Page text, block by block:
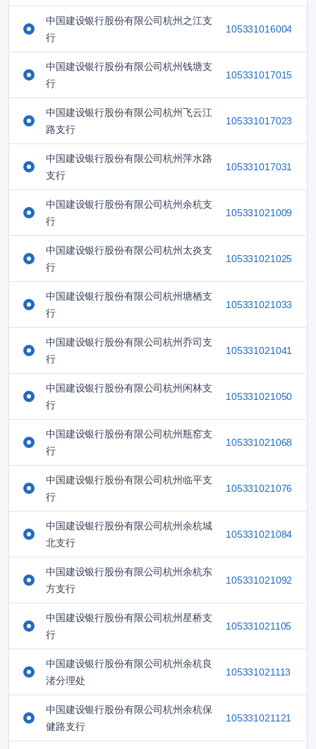
中国建设银行股份有限公司杭州之江支
行
105331016004
中国建设银行股份有限公司杭州钱塘支
行
105331017015
中国建设银行股份有限公司杭州飞云江
路支行
105331017023
中国建设银行股份有限公司杭州萍水路
支行
105331017031
中国建设银行股份有限公司杭州余杭支
行
105331021009
中国建设银行股份有限公司杭州太炎支
行
105331021025
中国建设银行股份有限公司杭州塘栖支
行
105331021033
中国建设银行股份有限公司杭州乔司支
行
105331021041
中国建设银行股份有限公司杭州闲林支
行
105331021050
中国建设银行股份有限公司杭州瓶窑支
行
105331021068
中国建设银行股份有限公司杭州临平支
行
105331021076
中国建设银行股份有限公司杭州余杭城
北支行
105331021084
中国建设银行股份有限公司杭州余杭东
方支行
105331021092
中国建设银行股份有限公司杭州星桥支
行
105331021105
中国建设银行股份有限公司杭州余杭良
渚分理处
105331021113
中国建设银行股份有限公司杭州余杭保
健路支行
105331021121